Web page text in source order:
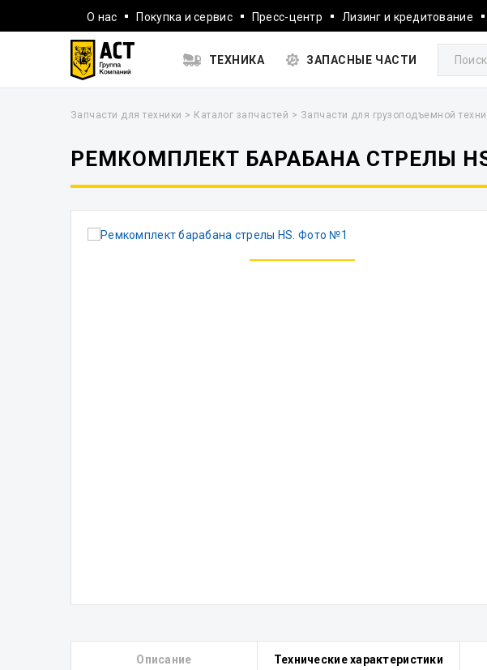
О нас Покупка и сервис Пресс-центр Лизинг и кредитование
ТЕХНИКА ЗАПАСНЫЕ ЧАСТИ
Запчасти для техники > Каталог запчастей > Запчасти для грузоподъемной
РЕМКОМПЛЕКТ БАРАБАНА СТРЕЛЫ
Описание Технические характеристики